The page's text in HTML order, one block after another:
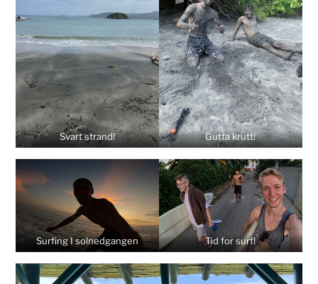
Svart strand! Gutta krutt!
Surfing I solnedgangen Tid for surf!